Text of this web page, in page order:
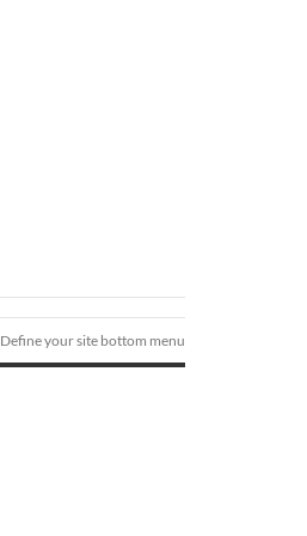
Define your site bottom menu